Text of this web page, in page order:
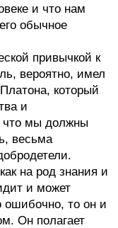
и что нам
обычное
привычкой к
вероятно, имел
который
и
что мы должны
весьма
на род знания и
и может
ошибочно, то он и
Он полагает